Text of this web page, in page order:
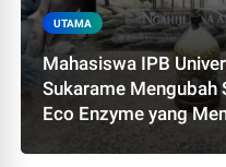
UTAMA
Mahasiswa IPB
Sukarame Mengubah
Eco Enzyme yang